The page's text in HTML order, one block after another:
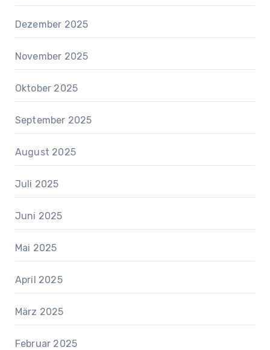
Dezember 2025
November 2025
Oktober 2025
September 2025
August 2025
Juli 2025
Juni 2025
Mai 2025
April 2025
März 2025
Februar 2025